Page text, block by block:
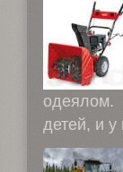
одеялом.
детей, и